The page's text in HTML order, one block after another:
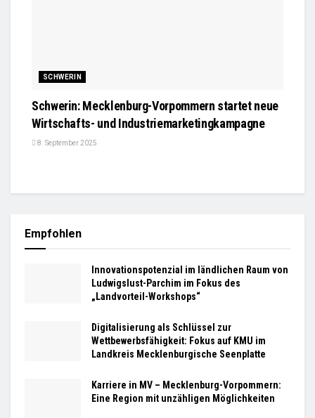
SCHWERIN
Schwerin: Mecklenburg-Vorpommern startet neue
Wirtschafts- und Industriemarketingkampagne
8. September 2025
Empfohlen
Innovationspotenzial im ländlichen Raum von
Ludwigslust-Parchim im Fokus des
„Landvorteil-Workshops“
Digitalisierung als Schlüssel zur
Wettbewerbsfähigkeit: Fokus auf KMU im
Landkreis Mecklenburgische Seenplatte
Karriere in MV – Mecklenburg-Vorpommern:
Eine Region mit unzähligen Möglichkeiten